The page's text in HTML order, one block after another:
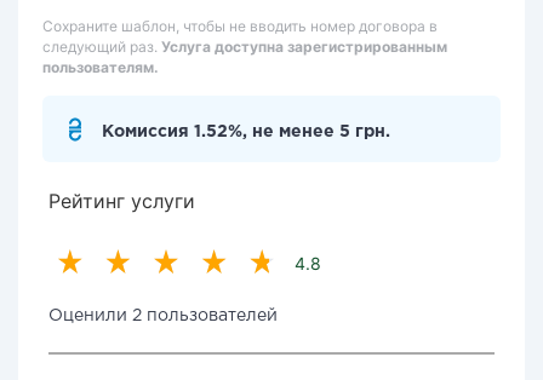
Сохраните шаблон, чтобы не вводить номер договора в
следующий раз. Услуга доступна зарегистрированным
пользователям.
Комиссия 1.52%, не менее 5 грн.
Рейтинг услуги
4.8
Оценили 2 пользователей